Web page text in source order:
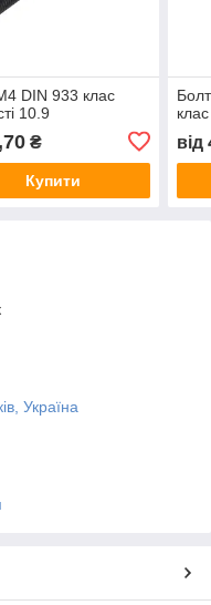
DIN 933 клас
10.9
₴
Купити
від
Україна